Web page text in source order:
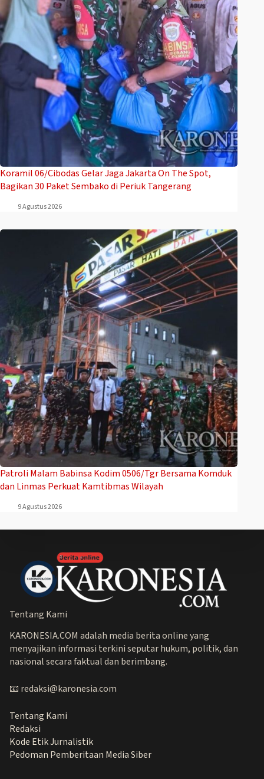
Koramil 06/Cibodas Gelar Jaga Jakarta On The Spot,
Bagikan 30 Paket Sembako di Periuk Tangerang
9 Agustus 2026
Patroli Malam Babinsa Kodim 0506/Tgr Bersama Komduk
dan Linmas Perkuat Kamtibmas Wilayah
9 Agustus 2026
Tentang Kami
KARONESIA.COM adalah media berita online yang
menyajikan informasi terkini seputar hukum, politik, dan
nasional secara faktual dan berimbang.
📧 redaksi@karonesia.com
Tentang Kami
Redaksi
Kode Etik Jurnalistik
Pedoman Pemberitaan Media Siber